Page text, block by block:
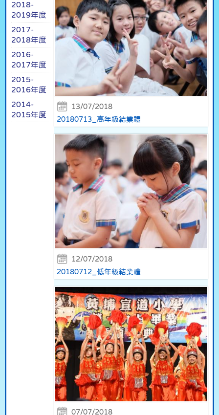
2018-
2019年度
2017-
2018年度
2016-
2017年度
2015-
2016年度
2014-
2015年度
13/07/2018
20180713_高年級結業禮
12/07/2018
20180712_低年級結業禮
07/07/2018